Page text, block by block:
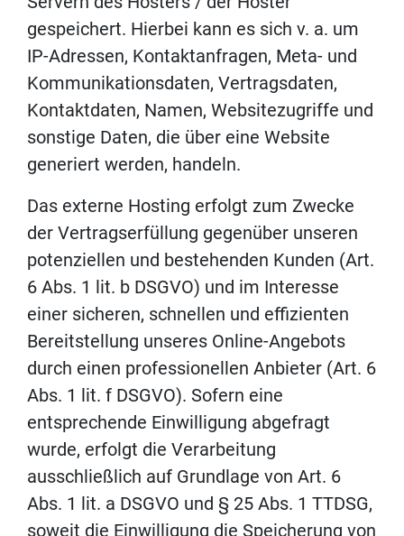
gespeichert. Hierbei kann es sich v. a. um
IP-Adressen, Kontaktanfragen, Meta- und
Kommunikationsdaten, Vertragsdaten,
Kontaktdaten, Namen, Websitezugriffe und
sonstige Daten, die über eine Website
generiert werden, handeln.
Das externe Hosting erfolgt zum Zwecke
der Vertragserfüllung gegenüber unseren
potenziellen und bestehenden Kunden (Art.
6 Abs. 1 lit. b DSGVO) und im Interesse
einer sicheren, schnellen und effizienten
Bereitstellung unseres Online-Angebots
durch einen professionellen Anbieter (Art. 6
Abs. 1 lit. f DSGVO). Sofern eine
entsprechende Einwilligung abgefragt
wurde, erfolgt die Verarbeitung
ausschließlich auf Grundlage von Art. 6
Abs. 1 lit. a DSGVO und § 25 Abs. 1 TTDSG,
soweit die Einwilligung die Speicherung von